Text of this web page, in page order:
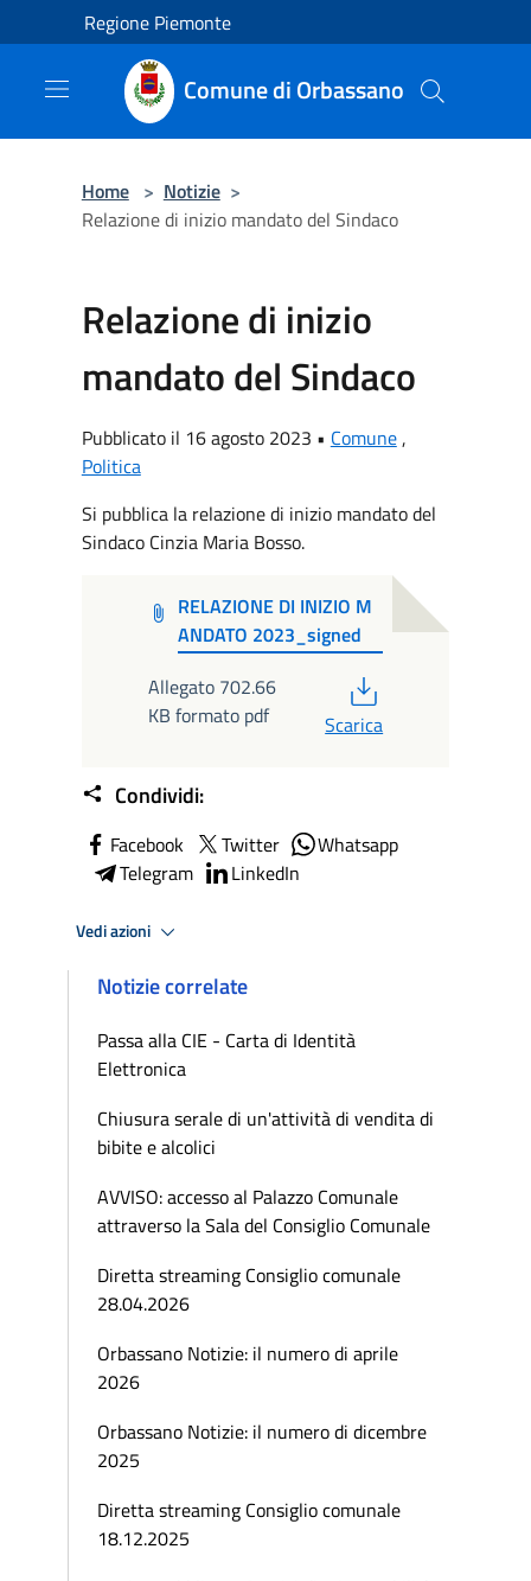
Salta al contenuto principale
Regione Piemonte
Comune di Orbassano
Home > Notizie >
Relazione di inizio mandato del Sindaco
Relazione di inizio
mandato del Sindaco
Pubblicato il 16 agosto 2023 • Comune,
Politica
Si pubblica la relazione di inizio mandato del
Sindaco Cinzia Maria Bosso.
RELAZIONE DI INIZIO M
ANDATO 2023_signed
Allegato 702.66
KB formato pdf
Scarica
Condividi:
Facebook Twitter
Whatsapp
Telegram
LinkedIn
Vedi azioni
Notizie correlate
Passa alla CIE - Carta di Identità
Elettronica
Chiusura serale di un'attività di vendita di
bibite e alcolici
AVVISO: accesso al Palazzo Comunale
attraverso la Sala del Consiglio Comunale
Diretta streaming Consiglio comunale
28.04.2026
Orbassano Notizie: il numero di aprile
2026
Orbassano Notizie: il numero di dicembre
2025
Diretta streaming Consiglio comunale
18.12.2025